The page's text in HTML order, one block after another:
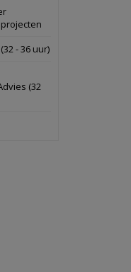
- 36 uur)
(32